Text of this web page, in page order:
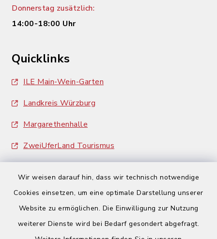
Wir weisen darauf hin, dass wir technisch notwendige
Cookies einsetzen, um eine optimale Darstellung unserer
Website zu ermöglichen. Die Einwilligung zur Nutzung
weiterer Dienste wird bei Bedarf gesondert abgefragt.
Donnerstag zusätzlich:
14:00-18:00 Uhr
Quicklinks
ILE Main-Wein-Garten
Landkreis Würzburg
Margarethenhalle
ZweiUferLand Tourismus